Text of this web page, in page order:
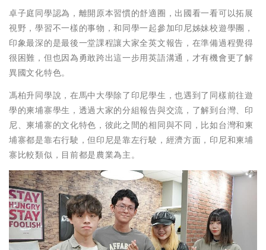
卓子庭同學認為，離開原本習慣的舒適圈，出國看一看可以拓展
視野，學習不一樣的事物，和同學一起參加印尼姊妹校遊學團，
印象最深的是最後一堂課程讓大家全英文報告，在準備過程覺得
很困難，但也因為勇敢跨出這一步用英語溝通，才有機會更了解
異國文化特色。
馮柏升同學說，在馬中大學除了印尼學生，也遇到了同樣前往遊
學的柬埔寨學生，透過大家的分組報告與交流，了解到台灣、印
尼、柬埔寨的文化特色，彼此之間的相同與不同，比如台灣和柬
埔寨都是靠右行駛，但印尼是靠左行駛，經濟方面，印尼和柬埔
寨比較類似，目前都是農業為主。